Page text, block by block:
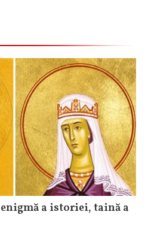
a istoriei, taină a